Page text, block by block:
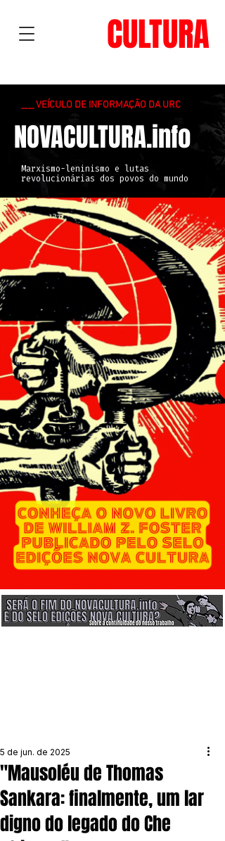
CULTURA
___ VEÍCULO DE INFORMAÇÃO DA URC
NOVACULTURA.info
Marxismo-leninismo e lutas
revolucionárias dos povos do mundo
"Mausoléu de Thomas
Sankara: finalmente, um lar
digno do legado do Che
5 de jun. de 2025